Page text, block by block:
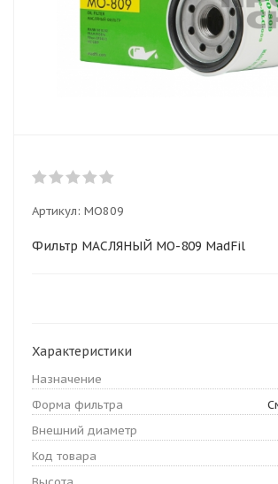
Артикул: MO809
Фильтр МАСЛЯНЫЙ MO-809 MadFil
Характеристики
Назначение
Форма фильтра
Внешний диаметр
Код товара